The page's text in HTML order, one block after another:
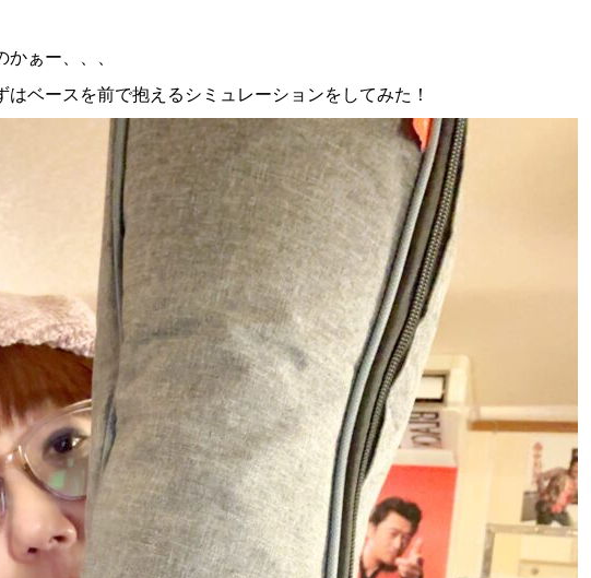
ぁー、、、
はベースを前で抱えるシミュレーションをしてみた！